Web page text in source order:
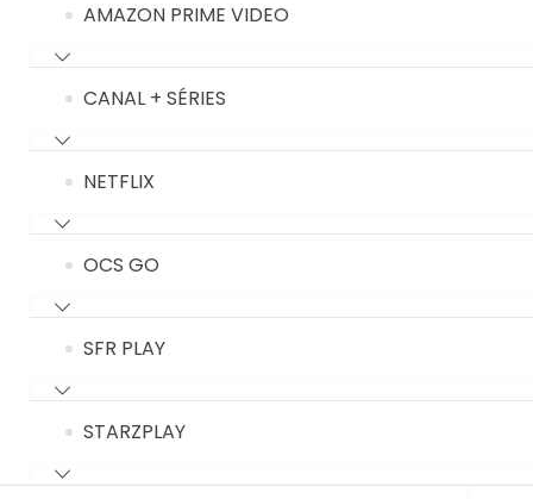
AMAZON PRIME VIDEO
CANAL + SÉRIES
NETFLIX
OCS GO
SFR PLAY
STARZPLAY